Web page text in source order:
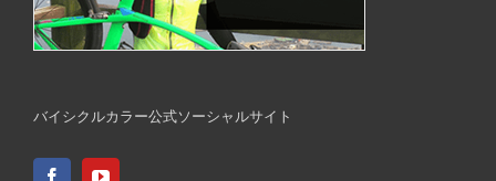
バイシクルカラー公式ソーシャルサイト